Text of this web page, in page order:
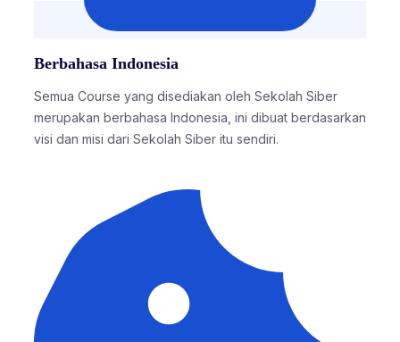
Berbahasa Indonesia
Semua Course yang disediakan oleh Sekolah Siber
merupakan berbahasa Indonesia, ini dibuat berdasarkan
visi dan misi dari Sekolah Siber itu sendiri.